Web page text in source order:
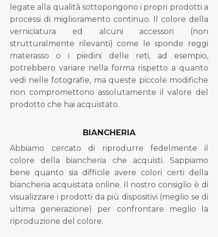
legate alla qualità sottopongono i propri prodotti a
processi di miglioramento continuo. Il colore della
verniciatura ed alcuni accessori (non
strutturalmente rilevanti) come le sponde reggi
materasso o i piedini delle reti, ad esempio,
potrebbero variare nella forma rispetto a quanto
vedi nelle fotografie, ma queste piccole modifiche
non compromettono assolutamente il valore del
prodotto che hai acquistato.
BIANCHERIA
Abbiamo cercato di riprodurre fedelmente il
colore della biancheria che acquisti. Sappiamo
bene quanto sia difficile avere colori certi della
biancheria acquistata online. Il nostro consiglio è di
visualizzare i prodotti da più dispositivi (meglio se di
ultima generazione) per confrontare meglio la
riproduzione del colore.